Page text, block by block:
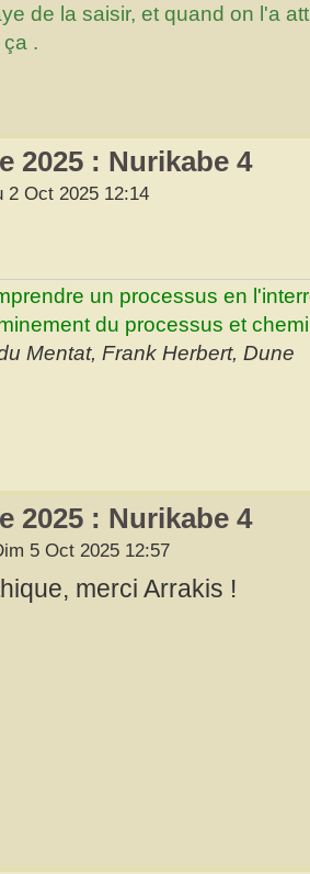
de la saisir, et quand on l'a
.
2025 : Nurikabe 4
2 Oct 2025 12:14
un processus en
du processus et
Mentat, Frank Herbert, Dune
2025 : Nurikabe 4
5 Oct 2025 12:57
merci Arrakis !